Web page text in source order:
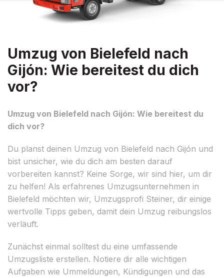
Umzug von Bielefeld nach
Gijón: Wie bereitest du dich
vor?
Umzug von Bielefeld nach Gijón: Wie bereitest du
dich vor?
Du planst deinen Umzug von Bielefeld nach Gijón und
bist unsicher, wie du dich am besten darauf
vorbereiten kannst? Keine Sorge, wir sind hier, um dir
zu helfen! Als erfahrenes Umzugsunternehmen in
Bielefeld möchten wir, Umzugsprofi Steiner, dir einige
wertvolle Tipps geben, damit dein Umzug reibungslos
verläuft.
Zunächst einmal solltest du eine umfassende
Umzugsliste erstellen. Notiere dir alle wichtigen
Aufgaben wie Ummeldungen, Kündigungen und das